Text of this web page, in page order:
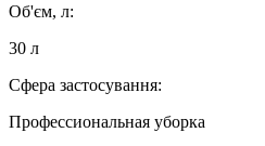
Об'єм, л:
30 л
Сфера застосування:
Профессиональная уборка